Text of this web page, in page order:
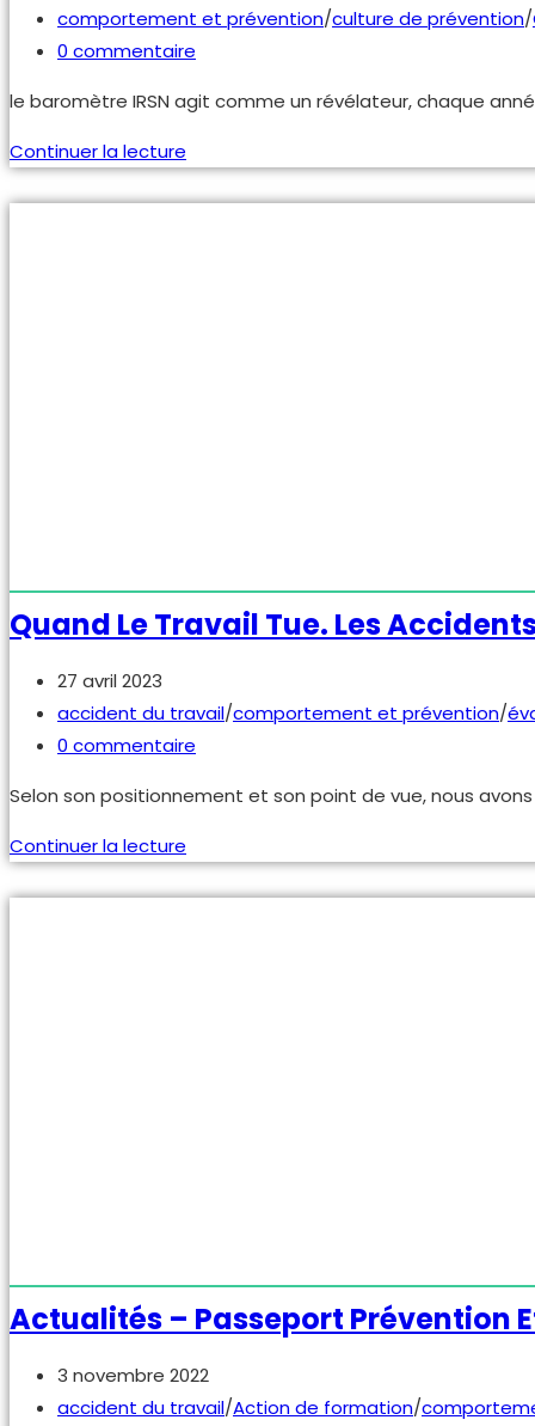
publiée :
Post
category:
comportement et prévention/culture de prévention/
Commentaires
la
publication :
0 commentaire
le baromètre IRSN agit comme un révélateur, chaque
Continuer la lecture
IRSN
Quand Le Travail Tue. Les
Publication
publiée :
27 avril 2023
Post
category:
accident du travail/comportement et prévention/
Commentaires
la
publication :
0 commentaire
Selon son positionnement et son point de vue, nous
Continuer la lecture
le
Actualités – Passeport Prévention
Publication
publiée :
3 novembre 2022
Post
accident du travail/Action de formation/